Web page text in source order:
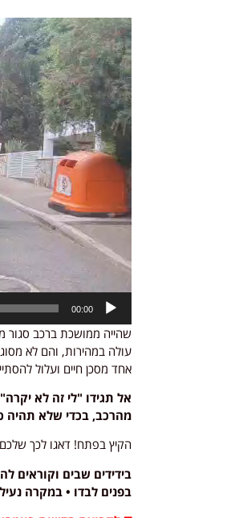
נגן
וידאו
00:00
שהייה ממושכת ברכב סגור
עולה במהירות, והם לא
אחד מסכן חיים ועלול
אל תגידו "לי זה לא
מהרכב, בכדי שלא תהיה כל
הקיץ בפתח! דאגו לכך
בידידים שבים וקוראים
בפנים לבדו • במקרה נעילה יש